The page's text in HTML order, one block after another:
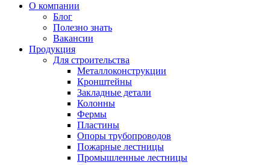
О компании
Блог
Полезно знать
Вакансии
Продукция
Для строительства
Металлоконструкции
Кронштейны
Закладные детали
Колонны
Фермы
Пластины
Опоры трубопроводов
Пожарные лестницы
Промышленные лестницы